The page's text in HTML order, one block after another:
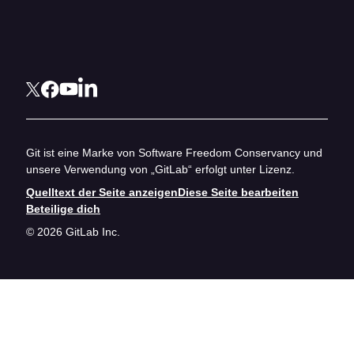
Git ist eine Marke von Software Freedom Conservancy und
unsere Verwendung von „GitLab“ erfolgt unter Lizenz.
Quelltext der Seite anzeigenDiese Seite bearbeiten
Beteilige dich
© 2026 GitLab Inc.